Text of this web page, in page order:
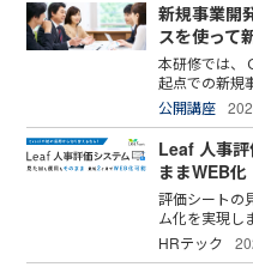
新規事業開
スを使って
本研修では、
起点での新規
公開講座
Leaf 人事
ままWEB化
評価シートの
ム化を実現し
HRテック